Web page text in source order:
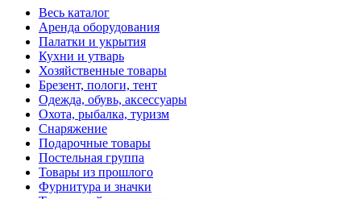
Весь каталог
Аренда оборудования
Палатки и укрытия
Кухни и утварь
Хозяйственные товары
Брезент, пологи, тент
Одежда, обувь, аксессуары
Охота, рыбалка, туризм
Снаряжение
Подарочные товары
Постельная группа
Товары из прошлого
Фурнитура и значки